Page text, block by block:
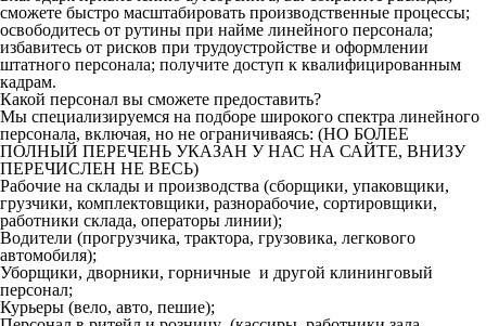
сможете быстро масштабировать производственные процессы;
освободитесь от рутины при найме линейного персонала;
избавитесь от рисков при трудоустройстве и оформлении
штатного персонала; получите доступ к квалифицированным
кадрам.
Какой персонал вы сможете предоставить?
Мы специализируемся на подборе широкого спектра линейного
персонала, включая, но не ограничиваясь: (НО БОЛЕЕ
ПОЛНЫЙ ПЕРЕЧЕНЬ УКАЗАН У НАС НА САЙТЕ, ВНИЗУ
ПЕРЕЧИСЛЕН НЕ ВЕСЬ)
Рабочие на склады и производства (сборщики, упаковщики,
грузчики, комплектовщики, разнорабочие, сортировщики,
работники склада, операторы линии);
Водители (прогрузчика, трактора, грузовика, легкового
автомобиля);
Уборщики, дворники, горничные и другой клининговый
персонал;
Курьеры (вело, авто, пешие);